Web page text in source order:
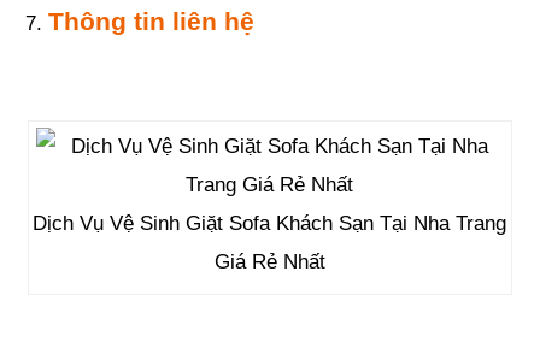
Thông tin liên hệ
Dịch Vụ Vệ Sinh Giặt Sofa Khách Sạn Tại Nha Trang
Giá Rẻ Nhất